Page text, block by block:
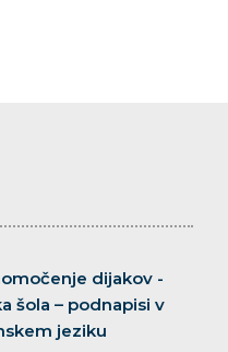
dijakov -
šola – podnapisi v
jeziku